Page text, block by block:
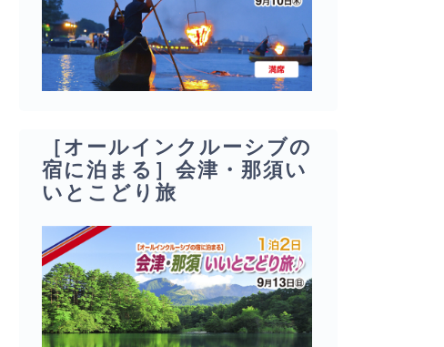
［オールインクルーシブの
宿に泊まる］会津・那須い
いとこどり旅